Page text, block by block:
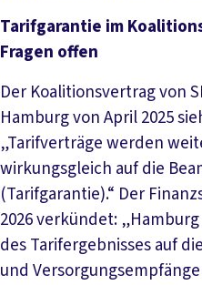
Tarifgarantie im
Fragen offen
Der Koalitionsvertrag von
Hamburg von April 2025
„Tarifverträge werden
wirkungsgleich auf die
(Tarifgarantie).“ Der
2026 verkündet:
des Tarifergebnisses auf
und